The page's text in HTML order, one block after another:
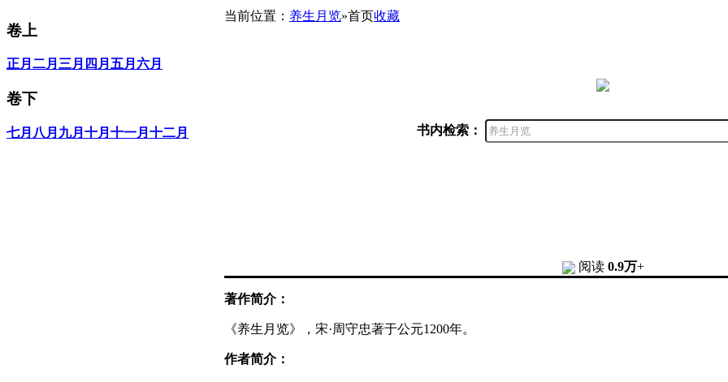
卷上
正月 二月 三月 四月 五月 六月
卷下
七月 八月 九月 十月 十一月 十二月
当前位置： 养生月览»首页收藏
书内检索：
阅读 0.9万+
著作简介：
《养生月览》，宋·周守忠著于公元1200年。
作者简介：